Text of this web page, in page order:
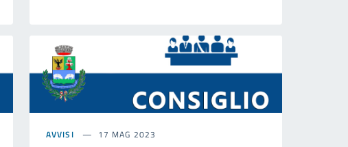
AVVISI 17 MAG 2023